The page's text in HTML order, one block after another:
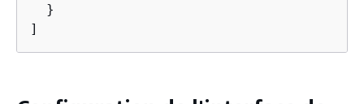
  }
]